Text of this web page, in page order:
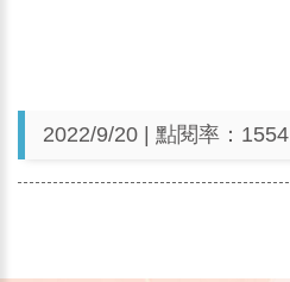
2022/9/20 | 點閱率：1554